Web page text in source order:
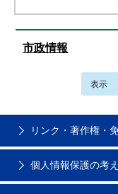
市政情報
表示
リンク・著作権・
個人情報保護の考